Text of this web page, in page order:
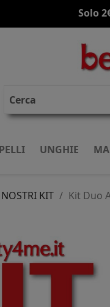
UNGHIE
KIT Kit Duo